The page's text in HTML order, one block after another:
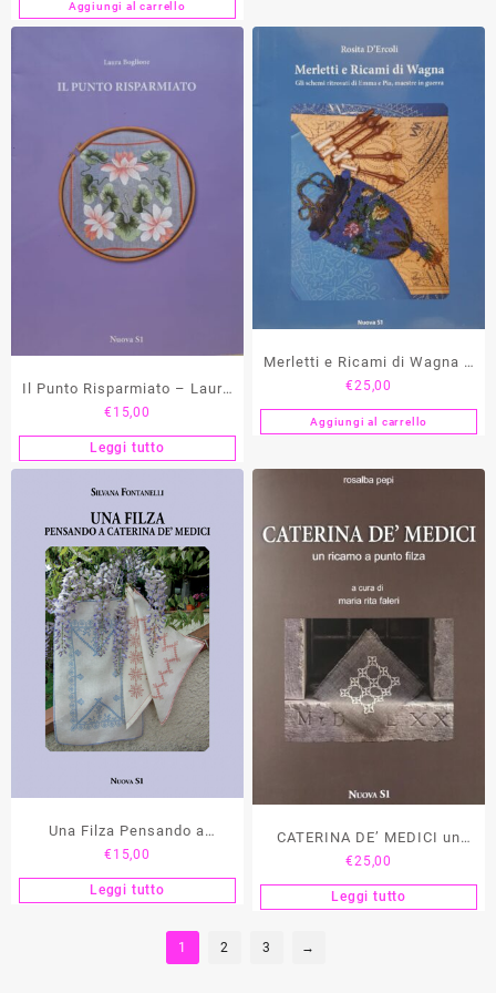
Aggiungi al carrello
Il Punto Risparmiato – Laura
Boglione
€ 15,00
Leggi tutto
Merletti e Ricami di Wagna –
Rosita D’Ercoli
€25,00
Aggiungi al carrello
Una Filza Pensando a
Caterina Dè Medici
€ 15,00
Leggi tutto
CATERINA DE’ MEDICI un
ricamo a punto filza –
Rosalba Pepi e a cura di
€25,00
Leggi tutto
1 2 3 →